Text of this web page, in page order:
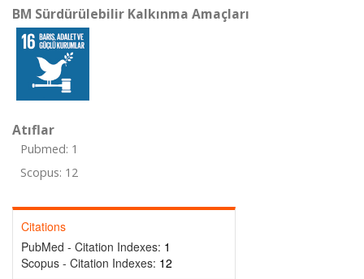
BM Sürdürülebilir Kalkınma Amaçları
Atıflar
Pubmed: 1
Scopus: 12
Citations
PubMed - Citation Indexes: 1
Scopus - Citation Indexes: 12